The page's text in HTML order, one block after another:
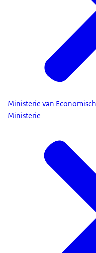
Ministerie van
Ministerie